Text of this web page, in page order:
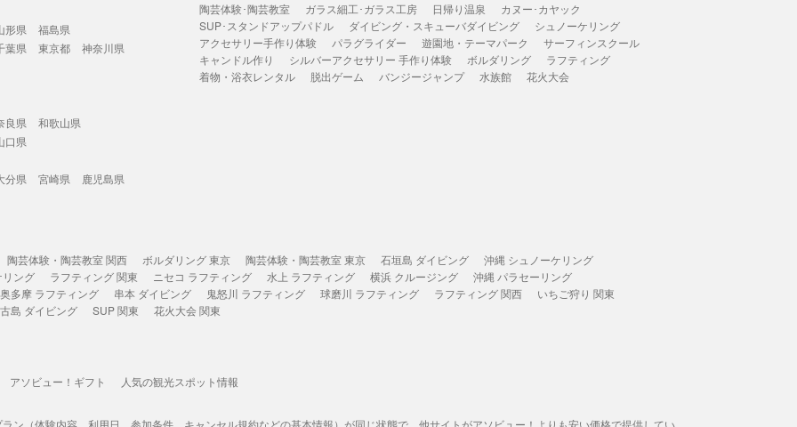
形県
福島県
葉県 東京都
神奈川県
良県
和歌山県
口県
分県 宮崎県
鹿児島県
陶芸体験･陶芸教室 ガラス細工･ガラス工房 日帰り温泉
カヌー･カヤック
SUP･スタンドアップパドル
ダイビング・スキューバダイビング
シュノーケリング
アクセサリー手作り体験
パラグライダー 遊園地・テーマパーク
サーフィンスクール
キャンドル作り
シルバーアクセサリー 手作り体験 ボルダリング
ラフティング
着物・浴衣レンタル
脱出ゲーム バンジージャンプ 水族館 花火大会
陶芸体験・陶芸教室 関西 ボルダリング 東京 陶芸体験・陶芸教室 東京 石垣島 ダイビング
沖縄 シュノーケリング
ング ラフティング 関東 ニセコ ラフティング 水上 ラフティング 横浜 クルージング
沖縄 パラセーリング
奥多摩 ラフティング 串本 ダイビング 鬼怒川 ラフティング 球磨川 ラフティング ラフティング 関西
いちご狩り 関東
島 ダイビング SUP 関東 花火大会 関東
アソビュー！ギフト 人気の観光スポット情報
ン（体験内容、利用日、参加条件、キャンセル規約などの基本情報）が同じ状態で、他サイトがアソビュー！よりも安い価格で提供してい